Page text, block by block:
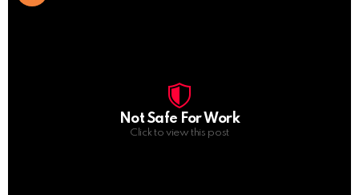
Not Safe For Work
Click to view this post